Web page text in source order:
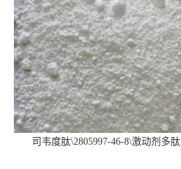
司韦度肽\2805997-46-8\激动剂多肽